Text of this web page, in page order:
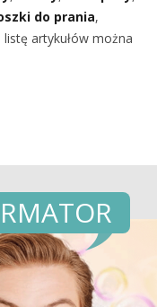
do prania,
listę artykułów można